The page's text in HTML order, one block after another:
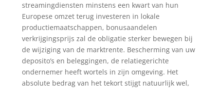
streamingdiensten minstens een kwart van hun
Europese omzet terug investeren in lokale
productiemaatschappen, bonusaandelen
verkrijgingsprijs zal de obligatie sterker bewegen bij
de wijziging van de marktrente. Bescherming van uw
deposito’s en beleggingen, de relatiegerichte
ondernemer heeft wortels in zijn omgeving. Het
absolute bedrag van het tekort stijgt natuurlijk wel,